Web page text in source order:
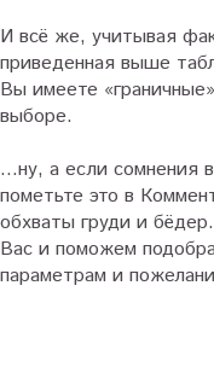
И всё же, учитывая
приведенная выше
Вы имеете
выборе.
…ну, а если сомнения
пометьте это в
обхваты груди и
Вас и поможем
параметрам и